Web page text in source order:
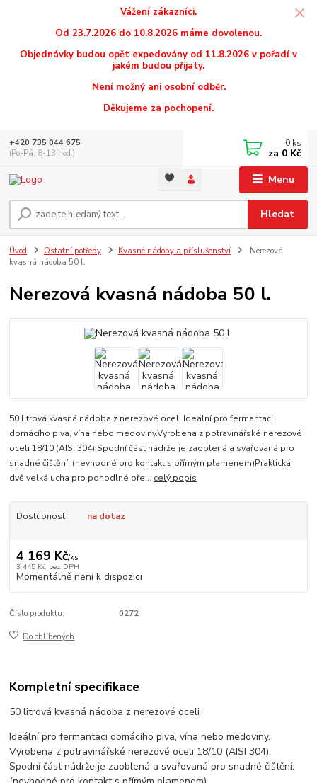
Vážení zákazníci.
Od 23.7.2026 do 10.8.2026 máme dovolenou.
Objednávky budou opět expedovány od 11.8.2026 v pořadí v
jakém budou přijaty.
Není možný ani osobní odběr.
Děkujeme za pochopení.
Menu
Hledat
+420 735 044 675
(Po-Pá, 8-13 hod.)
0 ks
za 0 Kč
Úvod Ostatní potřeby Kvasné nádoby a příslušenství
Nerezová
kvasná nádoba 50 l.
Nerezová kvasná nádoba 50 l.
50 litrová kvasná nádoba z nerezové oceli Ideální pro fermantaci
domácího piva, vína nebo medoviny.Vyrobena z potravinářské nerezové
oceli 18/10 (AISI 304).Spodní část nádrže je zaoblená a svařovaná pro
snadné čištění. (nevhodné pro kontakt s přímým plamenem)Praktická
dvě velká ucha pro pohodlné pře... celý popis
Dostupnost na dotaz
4 169 Kč/ks
3 445 Kč bez DPH
Momentálně není k dispozici
Číslo produktu: 0272
Do oblíbených
Kompletní specifikace
50 litrová kvasná nádoba z nerezové oceli
Ideální pro fermantaci domácího piva, vína nebo medoviny.
Vyrobena z potravinářské nerezové oceli 18/10 (AISI 304).
Spodní část nádrže je zaoblená a svařovaná pro snadné čištění.